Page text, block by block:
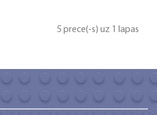
5 prece(-s) uz 1 lapas